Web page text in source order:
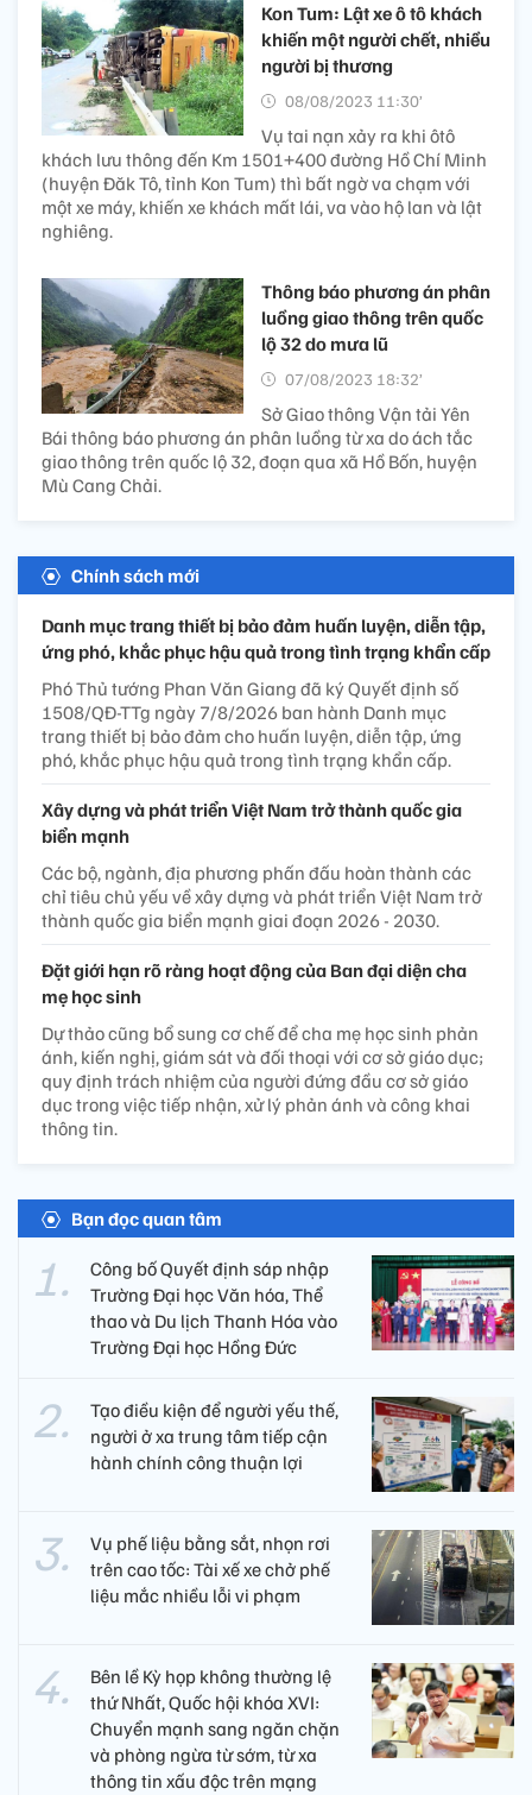
Kon Tum: Lật xe ô tô khách
khiến một người chết, nhiều
người bị thương
08/08/2023 11:30’
Vụ tai nạn xảy ra khi ôtô
khách lưu thông đến Km 1501+400 đường Hồ Chí Minh
(huyện Đăk Tô, tỉnh Kon Tum) thì bất ngờ va chạm với
một xe máy, khiến xe khách mất lái, va vào hộ lan và lật
nghiêng.
Thông báo phương án phân
luồng giao thông trên quốc
lộ 32 do mưa lũ
07/08/2023 18:32’
Sở Giao thông Vận tải Yên
Bái thông báo phương án phân luồng từ xa do ách tắc
giao thông trên quốc lộ 32, đoạn qua xã Hồ Bốn, huyện
Mù Cang Chải.
Chính sách mới
Danh mục trang thiết bị bảo đảm huấn luyện, diễn tập,
ứng phó, khắc phục hậu quả trong tình trạng khẩn cấp
Phó Thủ tướng Phan Văn Giang đã ký Quyết định số
1508/QĐ-TTg ngày 7/8/2026 ban hành Danh mục
trang thiết bị bảo đảm cho huấn luyện, diễn tập, ứng
phó, khắc phục hậu quả trong tình trạng khẩn cấp.
Xây dựng và phát triển Việt Nam trở thành quốc gia
biển mạnh
Các bộ, ngành, địa phương phấn đấu hoàn thành các
chỉ tiêu chủ yếu về xây dựng và phát triển Việt Nam trở
thành quốc gia biển mạnh giai đoạn 2026 - 2030.
Đặt giới hạn rõ ràng hoạt động của Ban đại diện cha
mẹ học sinh
Dự thảo cũng bổ sung cơ chế để cha mẹ học sinh phản
ánh, kiến nghị, giám sát và đối thoại với cơ sở giáo dục;
quy định trách nhiệm của người đứng đầu cơ sở giáo
dục trong việc tiếp nhận, xử lý phản ánh và công khai
thông tin.
Bạn đọc quan tâm
Công bố Quyết định sáp nhập
Trường Đại học Văn hóa, Thể
thao và Du lịch Thanh Hóa vào
Trường Đại học Hồng Đức
Tạo điều kiện để người yếu thế,
người ở xa trung tâm tiếp cận
hành chính công thuận lợi
Vụ phế liệu bằng sắt, nhọn rơi
trên cao tốc: Tài xế xe chở phế
liệu mắc nhiều lỗi vi phạm
Bên lề Kỳ họp không thường lệ
thứ Nhất, Quốc hội khóa XVI:
Chuyển mạnh sang ngăn chặn
và phòng ngừa từ sớm, từ xa
thông tin xấu độc trên mạng